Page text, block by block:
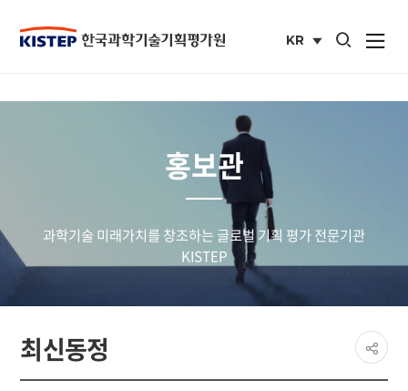
KR
통합검색 열기
사이트맵
홍보관
과학기술 미래가치를 창조하는 글로벌 기획 평가 전문기관
KISTEP
최신동정
페이지
공유
share